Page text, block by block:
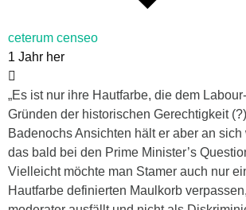
ceterum censeo
1 Jahr her
„Es ist nur ihre Hautfarbe, die dem
Gründen der historischen Gerechtigkeit
Badenochs Ansichten hält er aber an
das bald bei den Prime Minister’s
Vielleicht möchte man Stamer auch nur
Hautfarbe definierten Maulkorb